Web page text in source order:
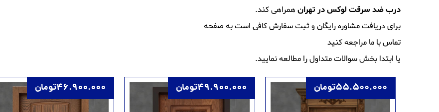
درب ضد سرقت لوکس در تهران همراهی کند.
برای دریافت مشاوره رایگان و ثبت سفارش کافی است به صفحه
تماس با ما مراجعه کنید
یا ابتدا بخشسوالات متداولرا مطالعه نمایید.
55.500.000تومان 49.900.000تومان 46.900.000تومان